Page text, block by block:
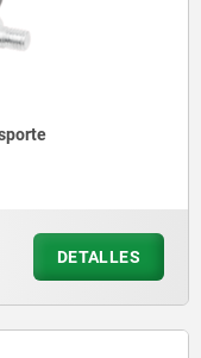
DETALLES